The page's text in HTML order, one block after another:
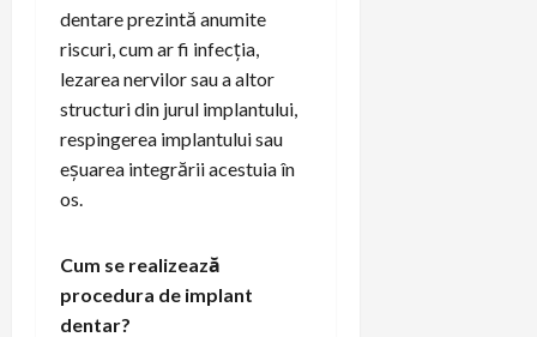
dentare prezintă anumite
riscuri, cum ar fi infecția,
lezarea nervilor sau a altor
structuri din jurul implantului,
respingerea implantului sau
eșuarea integrării acestuia în
os.
Cum se realizează
procedura de implant
dentar?